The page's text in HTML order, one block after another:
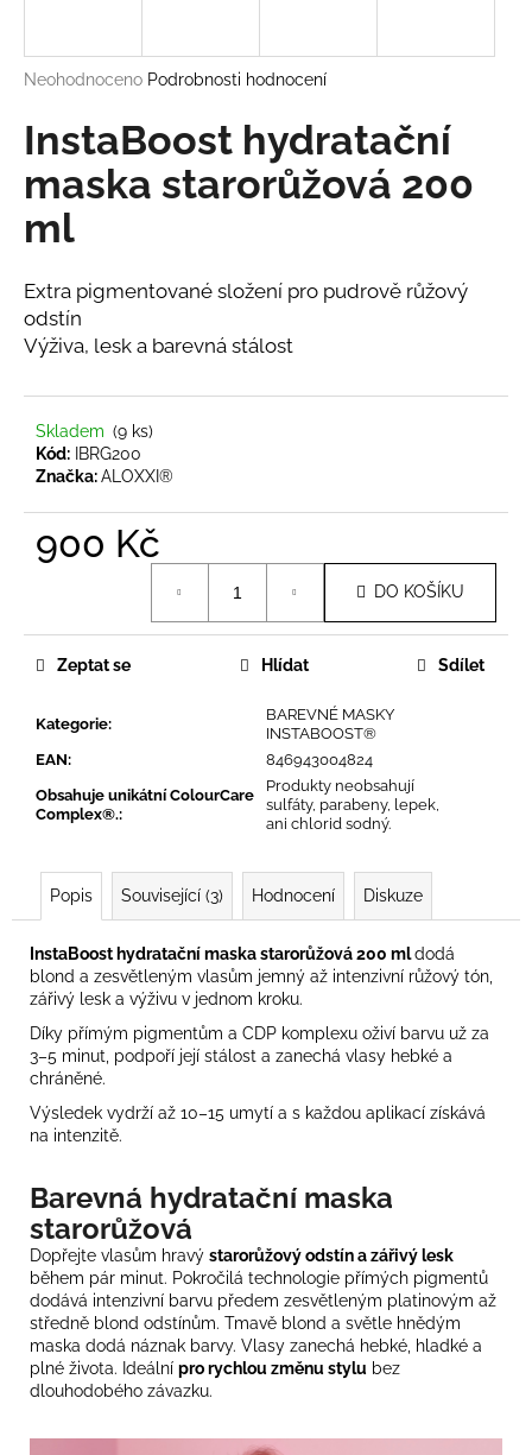
Průměrné
produktu
hvězdiček.
Neohodnoceno Podrobnosti hodnocení
InstaBoost hydratační
maska starorůžová 200
ml
Extra pigmentované složení pro pudrově růžový
odstín
Výživa, lesk a barevná stálost
Skladem (9 ks)
Kód: IBRG200
Značka:ALOXXI®
900 Kč
DO KOŠÍKU
Kategorie:
BAREVNÉ MASKY
INSTABOOST®
EAN:
846943004824
Obsahuje unikátní ColourCare
Complex®.:
Produkty neobsahují
sulfáty, parabeny, lepek,
ani chlorid sodný.
Zeptat se Hlídat Sdílet
Popis Související (3) Hodnocení Diskuze
InstaBoost hydratační maska starorůžová 200 mldodá
blond a zesvětleným vlasům jemný až intenzivní růžový tón,
zářivý lesk a výživu v jednom kroku.
Díky přímým pigmentům a CDP komplexu oživí barvu už za
3–5 minut, podpoří její stálost a zanechá vlasy hebké a
chráněné.
Výsledek vydrží až 10–15 umytí a s každou aplikací získává
na intenzitě.
Barevná hydratační maska
starorůžová
Dopřejte vlasům hravý starorůžový odstín a zářivý lesk
během pár minut. Pokročilá technologie přímých pigmentů
dodává intenzivní barvu předem zesvětleným platinovým až
středně blond odstínům. Tmavě blond a světle hnědým
maska dodá náznak barvy. Vlasy zanechá hebké, hladké a
plné života. Ideální pro rychlou změnu stylu bez
dlouhodobého závazku.
j
í
t
?
o
p
o
u
m
e